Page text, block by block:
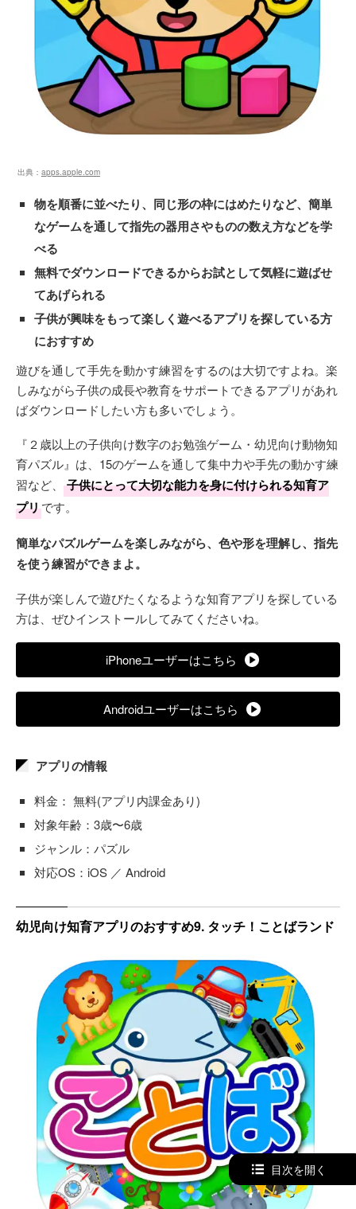
出典： apps.apple.com
物を順番に並べたり、同じ形の枠にはめたりなど、簡単
なゲームを通して指先の器用さやものの数え方などを学
べる
無料でダウンロードできるからお試として気軽に遊ばせ
てあげられる
子供が興味をもって楽しく遊べるアプリを探している方
におすすめ
遊びを通して手先を動かす練習をするのは大切ですよね。楽
しみながら子供の成長や教育をサポートできるアプリがあれ
ばダウンロードしたい方も多いでしょう。
『２歳以上の子供向け数字のお勉強ゲーム・幼児向け動物知
育パズル』は、15のゲームを通して集中力や手先の動かす練
習など、
子供にとって大切な能力を身に付けられる知育ア
プリです。
簡単なパズルゲームを楽しみながら、色や形を理解し、指先
を使う練習ができまよ。
子供が楽しんで遊びたくなるような知育アプリを探している
方は、ぜひインストールしてみてくださいね。
iPhoneユーザーはこちら
Androidユーザーはこちら
アプリの情報
料金： 無料(アプリ内課金あり)
対象年齢：3歳〜6歳
ジャンル：パズル
対応OS：iOS ／ Android
幼児向け知育アプリのおすすめ9. タッチ！ことばランド
目次を開く